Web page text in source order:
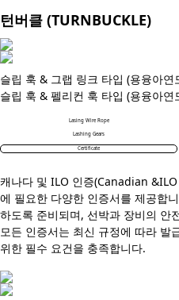
턴버클 (TURNBUCKLE)
슬립 훅 & 그랩 링크 타입 (용융아연
슬립 훅 & 펠리컨 훅 타입 (용융아연
Lasing Wire Rope
Lashing Gears
Certificate
캐나다 및 ILO 인증(Canadian
에 필요한 다양한 인증서를 제공합
하도록 준비되며, 선박과 장비의 안
모든 인증서는 최신 규정에 따라 발
위한 필수 요건을 충족합니다.